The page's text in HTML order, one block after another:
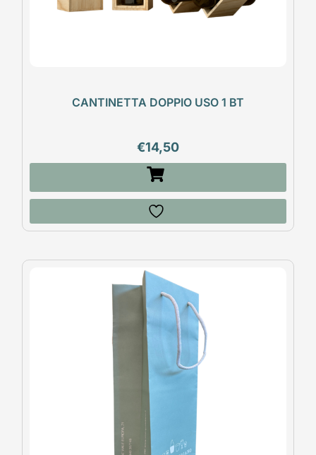
CANTINETTA DOPPIO USO 1 BT
€14,50